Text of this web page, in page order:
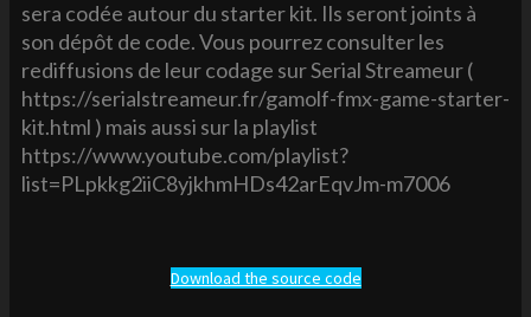
sera codée autour du starter kit. Ils seront joints à
son dépôt de code. Vous pourrez consulter les
rediffusions de leur codage sur Serial Streameur (
https://serialstreameur.fr/gamolf-fmx-game-starter-
kit.html ) mais aussi sur la playlist
https://www.youtube.com/playlist?
list=PLpkkg2iiC8yjkhmHDs42arEqvJm-m7006
Download the source code